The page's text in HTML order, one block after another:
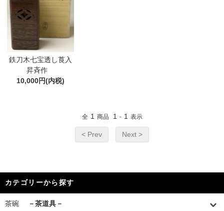
鉄刀木七宝透し莨入
昇斉作
10,000円(内税)
全 1 商品 1 - 1 表示
< Prev Next >
カテゴリーから探す
茶碗 －茶道具－